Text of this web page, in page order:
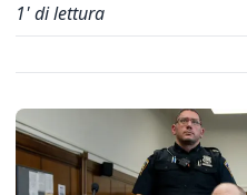
1' di lettura